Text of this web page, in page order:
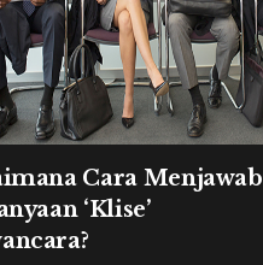
Cara Menjawab
‘Klise’